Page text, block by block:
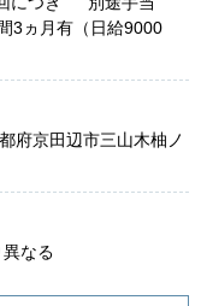
3ヵ月有（日給9000
府京田辺市三山木柚ノ
なる